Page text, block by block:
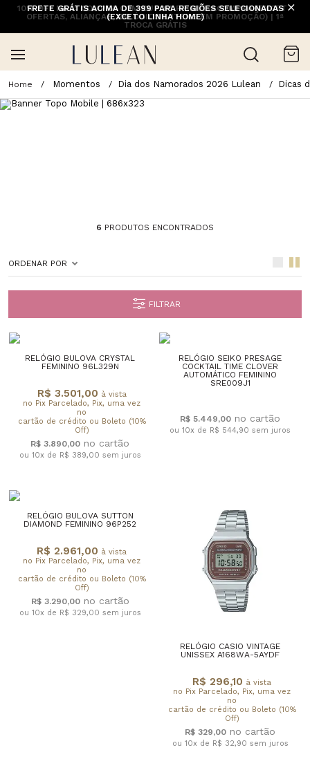
10% OFF NA 1ª COMPRA COM CUPOM PRIMEIRACOMPRA (EXCETO
OFERTAS, ALIANÇAS, RELÓGIOS E ITENS EM PROMOÇÃO) | 1ª
TROCA GRÁTIS
FRETE GRÁTIS ACIMA DE 399 PARA REGIÕES SELECIONADAS
(EXCETO LINHA HOME)
Momentos Dia dos Namorados 2026 Lulean Dicas
6 PRODUTOS ENCONTRADOS
ORDENAR POR
FILTRAR
RELÓGIO BULOVA CRYSTAL
FEMININO 96L329N
R$ 3.501,00 à vista
no Pix Parcelado, Pix, uma vez
no
cartão de crédito ou Boleto (10%
Off)
R$ 3.890,00
ou 10x de R$ 389,00 sem juros
RELÓGIO SEIKO PRESAGE
COCKTAIL TIME CLOVER
AUTOMÁTICO FEMININO
SRE009J1
R$ 5.449,00
ou 10x de R$ 544,90 sem juros
RELÓGIO BULOVA SUTTON
DIAMOND FEMININO 96P252
R$ 2.961,00 à vista
no Pix Parcelado, Pix, uma vez
no
cartão de crédito ou Boleto (10%
Off)
R$ 3.290,00
ou 10x de R$ 329,00 sem juros
RELÓGIO CASIO VINTAGE
UNISSEX A168WA-5AYDF
R$ 296,10 à vista
no Pix Parcelado, Pix, uma vez
no
cartão de crédito ou Boleto (10%
Off)
R$ 329,00
ou 10x de R$ 32,90 sem juros